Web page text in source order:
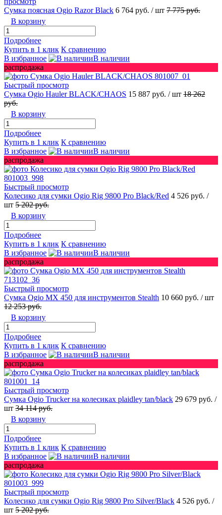
Сумка поясная Ogio Razor Black 6 764 руб. / шт 7 775 руб.
В корзину
Подробнее
Купить в 1 клик К сравнению
В избранное
В наличии
распродажа
Быстрый просмотр
Сумка Ogio Hauler BLACK/CHAOS 15 887 руб. / шт 18 262
руб.
В корзину
Подробнее
Купить в 1 клик К сравнению
В избранное
В наличии
распродажа
Быстрый просмотр
Колесико для сумки Ogio Rig 9800 Pro Black/Red 4 526 руб. /
шт 5 202 руб.
В корзину
Подробнее
Купить в 1 клик К сравнению
В избранное
В наличии
распродажа
Быстрый просмотр
Сумка Ogio MX 450 для инструментов Stealth 10 660 руб. / шт
12 253 руб.
В корзину
Подробнее
Купить в 1 клик К сравнению
В избранное
В наличии
распродажа
Быстрый просмотр
Сумка Ogio Trucker на колесиках plaidley tan/black 29 679 руб. /
шт 34 114 руб.
В корзину
Подробнее
Купить в 1 клик К сравнению
В избранное
В наличии
распродажа
Быстрый просмотр
Колесико для сумки Ogio Rig 9800 Pro Silver/Black 4 526 руб. /
шт 5 202 руб.